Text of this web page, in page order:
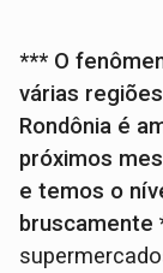
*** O
várias
Rondônia é
próximos
e temos o
bruscamente